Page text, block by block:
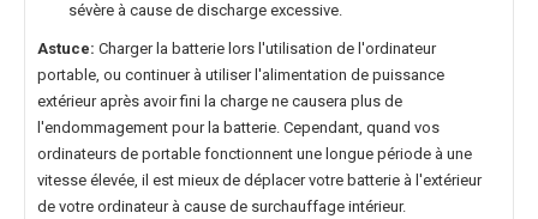
sévère à cause de discharge excessive.
Astuce: Charger la batterie lors l'utilisation de l'ordinateur
portable, ou continuer à utiliser l'alimentation de puissance
extérieur après avoir fini la charge ne causera plus de
l'endommagement pour la batterie. Cependant, quand vos
ordinateurs de portable fonctionnent une longue période à une
vitesse élevée, il est mieux de déplacer votre batterie à l'extérieur
de votre ordinateur à cause de surchauffage intérieur.